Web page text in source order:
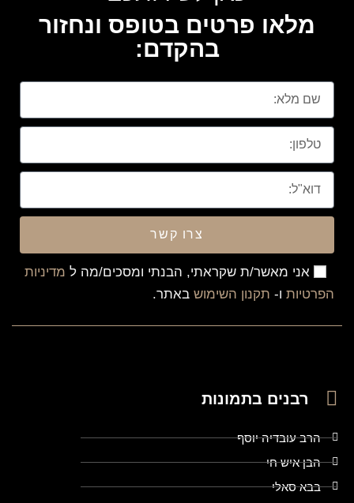
מלאו פרטים בטופס ונחזור
בהקדם:
אני מאשר/ת שקראתי, הבנתי ומסכים/מה ל מדיניות
הפרטיות ו- תקנון השימוש באתר.
צרו קשר
רבנים בתמונות
הרב עובדיה יוסף
הבן איש חי
בבא סאלי